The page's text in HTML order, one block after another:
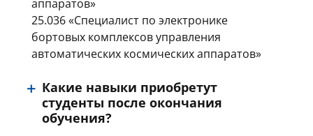
аппаратов»
25.036 «Специалист по электронике
бортовых комплексов управления
автоматических космических аппаратов»
Какие навыки приобретут
студенты после окончания
обучения?